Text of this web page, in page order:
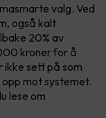
valg. Ved
også kalt
20% av
kroner for å
ikke sett på som
mot systemet.
lese om